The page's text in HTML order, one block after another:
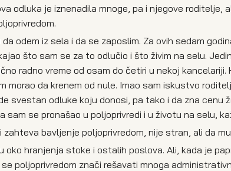
odluka je iznenadila mnoge, pa i njegove roditelje,
odem iz sela i da se zaposlim. Za ovih sedam
što sam se za to odlučio i što živim na selu.
radno vreme od osam do četiri u nekoj
morao da krenem od nule. Imao sam iskustvo
svestan odluke koju donosi, pa tako i da zna cenu
sam se pronašao u poljoprivredi i u životu na selu,
zahteva bavljenje poljoprivredom, nije stran, ali da
oko hranjenja stoke i ostalih poslova. Ali, kada je
poljoprivredom znači rešavati mnoga